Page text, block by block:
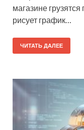
магазине
рисует график…
ЧИТАТЬ ДАЛЕЕ